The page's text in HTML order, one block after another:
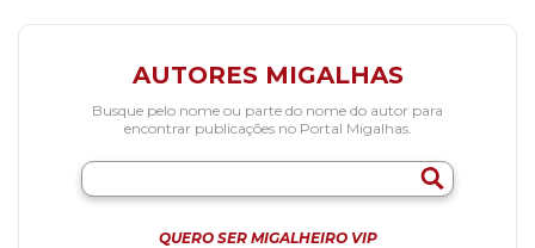
AUTORES MIGALHAS
Busque pelo nome ou parte do nome do autor para
encontrar publicações no Portal Migalhas.
QUERO SER MIGALHEIRO VIP